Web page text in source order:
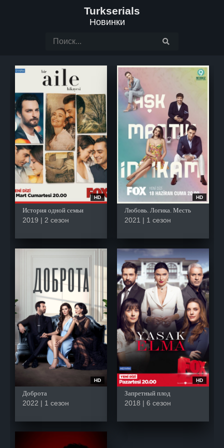
Turkserials
Новинки
HD
История одной семьи
2019 | 2 сезон
HD
Любовь. Логика. Месть
2021 | 1 сезон
HD
Доброта
2022 | 1 сезон
HD
Запретный плод
2018 | 6 сезон